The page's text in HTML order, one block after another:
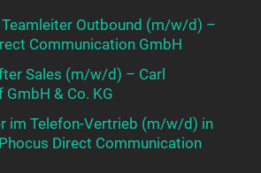
Outbound (m/w/d) –
Communication GmbH
Sales (m/w/d) – Carl
GmbH & Co. KG
im Telefon-Vertrieb (m/w/d) in
Direct Communication